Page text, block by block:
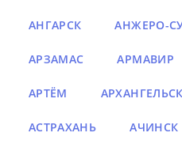
АНГАРСК АНЖЕРО-
АРЗАМАС АРМАВИР
АРТЁМ АРХАНГЕЛЬСК
АСТРАХАНЬ АЧИНСК